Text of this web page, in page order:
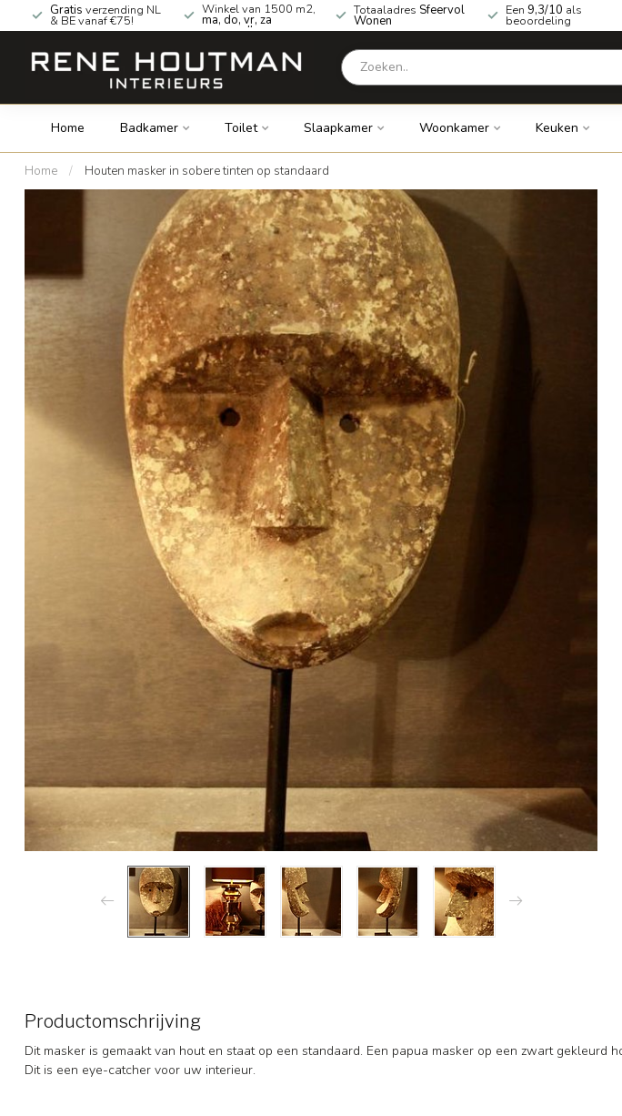
Gratis verzending NL
& BE vanaf €75!
Winkel van 1500 m2,
ma, do, vr, za
geopend!
Totaaladres Sfeervol
Wonen
Een 9,3/10 als
beoordeling
Home Badkamer Toilet Slaapkamer Woonkamer Keuken
Home / Houten masker in sobere tinten op standaard
Productomschrijving
Dit masker is gemaakt van hout en staat op een standaard. Een papua masker op een zwart gekleurd
Dit is een eye-catcher voor uw interieur.